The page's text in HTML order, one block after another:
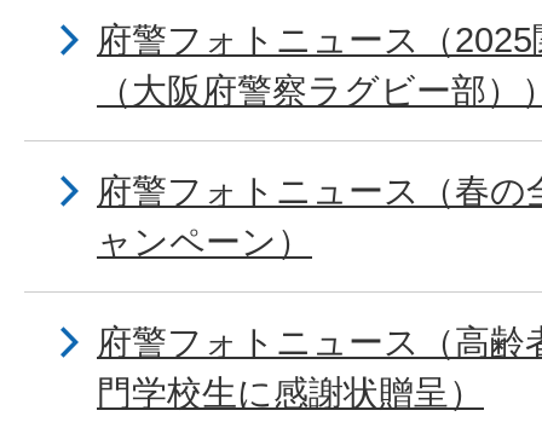
府警フォトニュース（
（大阪府警察ラグビー部）
府警フォトニュース（春の
ャンペーン）
府警フォトニュース（高齢
門学校生に感謝状贈呈）